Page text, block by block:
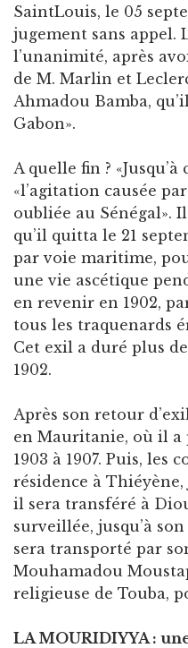
SaintLouis, le 05
jugement sans appel.
l’unanimité, après
de M. Marlin et
Ahmadou Bamba,
Gabon».
A quelle fin ?
«l’agitation causée
oubliée au Sénégal».
qu’il quitta le 21
par voie maritime,
une vie ascétique
en revenir en 1902,
tous les traquenards
Cet exil a duré plus de
1902.
Après son retour
en Mauritanie, où il a
1903 à 1907. Puis, les
résidence à Thiéyène,
il sera transféré à
surveillée, jusqu’à
sera transporté par
Mouhamadou
religieuse de Touba,
LA MOURIDIYYA :